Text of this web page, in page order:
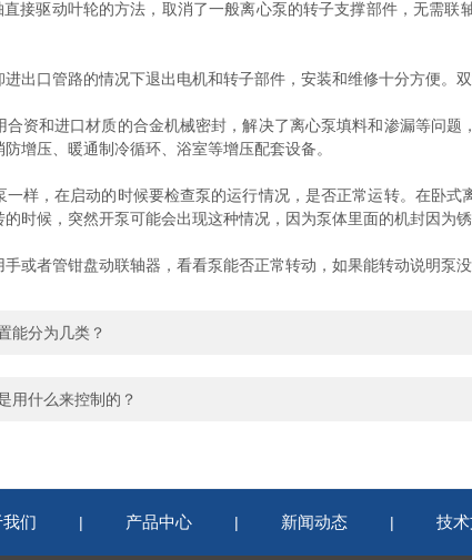
驱动叶轮的方法，取消了一般离心泵的转子支撑部件，无需联
口管路的情况下退出电机和转子部件，安装和维修十分方便。
和进口材质的合金机械密封，解决了离心泵填料和渗漏等问题
增压、暖通制冷循环、浴室等增压配套设备。
，在启动的时候要检查泵的运行情况，是否正常运转。在卧式
时候，突然开泵可能会出现这种情况，因为泵体里面的机封因为
者管钳盘动联轴器，看看泵能否正常转动，如果能转动说明泵没
能分为几类？
用什么来控制的？
们 | 产品中心 | 新闻动态 | 技